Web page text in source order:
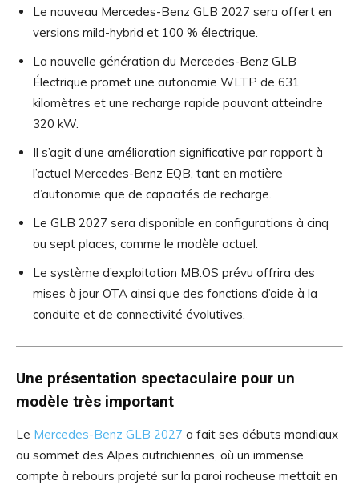
Le nouveau Mercedes-Benz GLB 2027 sera offert en
versions mild-hybrid et 100 % électrique.
La nouvelle génération du Mercedes-Benz GLB
Électrique promet une autonomie WLTP de 631
kilomètres et une recharge rapide pouvant atteindre
320 kW.
Il s’agit d’une amélioration significative par rapport à
l’actuel Mercedes-Benz EQB, tant en matière
d’autonomie que de capacités de recharge.
Le GLB 2027 sera disponible en configurations à cinq
ou sept places, comme le modèle actuel.
Le système d’exploitation MB.OS prévu offrira des
mises à jour OTA ainsi que des fonctions d’aide à la
conduite et de connectivité évolutives.
Une présentation spectaculaire pour un
modèle très important
Le Mercedes-Benz GLB 2027 a fait ses débuts mondiaux
au sommet des Alpes autrichiennes, où un immense
compte à rebours projeté sur la paroi rocheuse mettait en